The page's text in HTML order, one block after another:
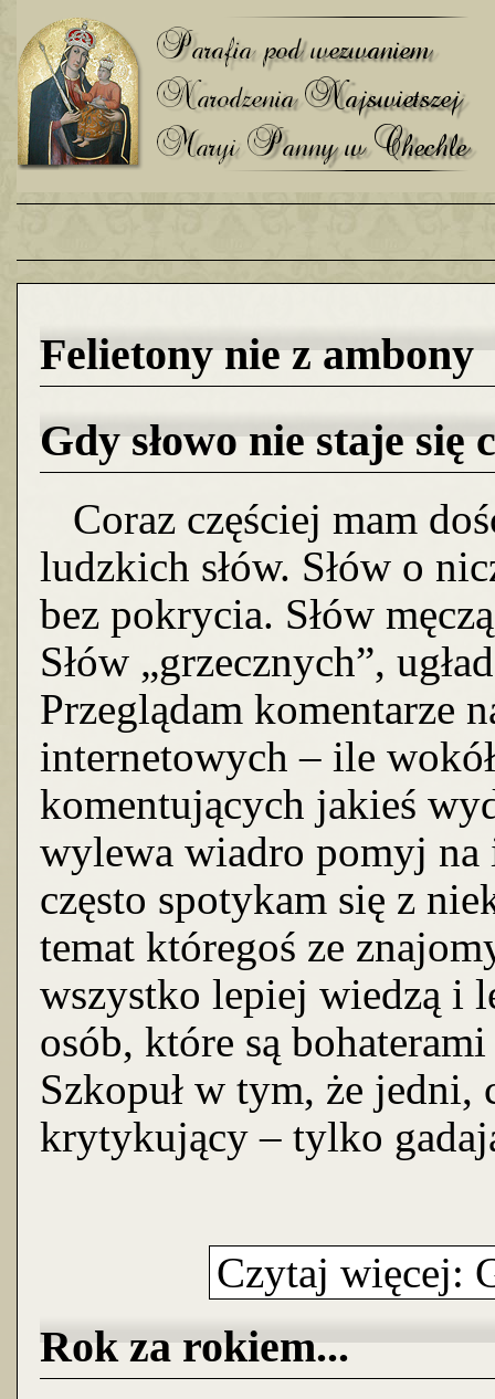
Felietony nie z ambony
Gdy słowo nie staje się
Coraz częściej mam
ludzkich słów. Słów o
bez pokrycia. Słów
Słów „grzecznych”,
Przeglądam komentarze
internetowych – ile
komentujących jakieś
wylewa wiadro pomyj
często spotykam się z
temat któregoś ze
wszystko lepiej wiedzą i
osób, które są
Szkopuł w tym, że
krytykujący – tylko
Czytaj więcej:
Rok za rokiem...